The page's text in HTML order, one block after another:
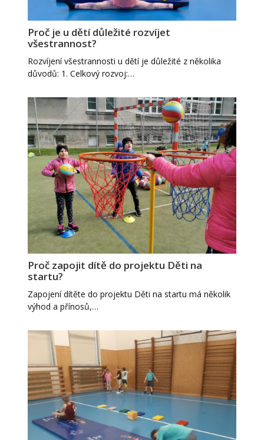
Proč je u dětí důležité rozvíjet
všestrannost?
Rozvíjení všestrannosti u dětí je důležité z několika
důvodů: 1. Celkový rozvoj:…
Proč zapojit dítě do projektu Děti na
startu?
Zapojení dítěte do projektu Děti na startu má několik
výhod a přínosů,…